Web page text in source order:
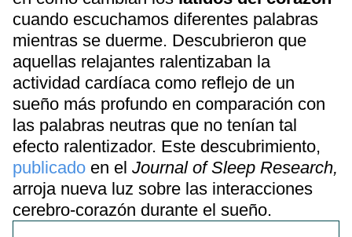
cuando escuchamos diferentes palabras
mientras se duerme. Descubrieron que
aquellas relajantes ralentizaban la
actividad cardíaca como reflejo de un
sueño más profundo en comparación con
las palabras neutras que no tenían tal
efecto ralentizador. Este descubrimiento,
publicado en el Journal of Sleep Research,
arroja nueva luz sobre las interacciones
cerebro-corazón durante el sueño.